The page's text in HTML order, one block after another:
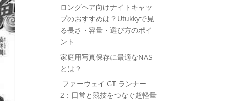
ロングヘア向けナイトキャッ
プのおすすめは？Utukkyで見
る長さ・容量・選び方のポイ
ント
家庭用写真保存に最適なNAS
とは？
ファーウェイ GT ランナー
2：日常と競技をつなぐ超軽量